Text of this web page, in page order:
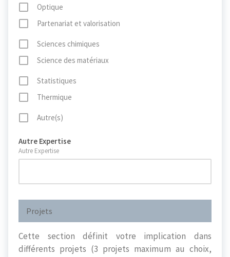
Optique
Partenariat et valorisation
Sciences chimiques
Science des matériaux
Statistiques
Thermique
Autre(s)
Autre Expertise
Autre Expertise
Projets
Cette section définit votre implication dans
différents projets (3 projets maximum au choix,